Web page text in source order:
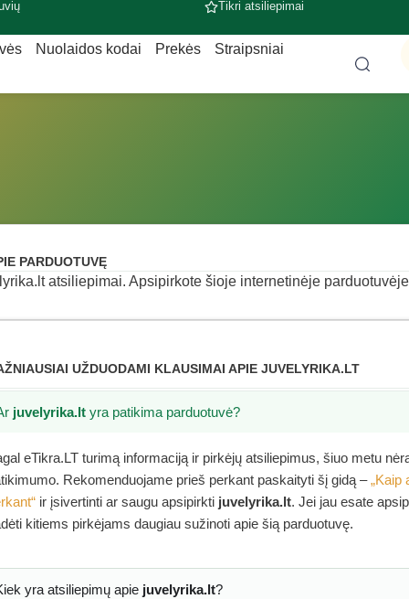
Tikri atsiliepimai
Nuolaidos kodai Prekės Straipsniai
PARDUOTUVĘ
atsiliepimai. Apsipirkote šioje internetinėje
UŽDUODAMI KLAUSIMAI APIE JUVELYRIKA.LT
juvelyrika.lt yra patikima parduotuvė?
eTikra.LT turimą informaciją ir pirkėjų atsiliepimus, šiuo metu
Rekomenduojame prieš perkant paskaityti šį gidą –„Kaip
ir įsivertinti ar saugu apsipirkti juvelyrika.lt. Jei jau esate
kitiems pirkėjams daugiau sužinoti apie šią parduotuvę.
yra atsiliepimų apie juvelyrika.lt?